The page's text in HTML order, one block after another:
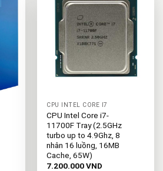
CPU INTEL CORE I7
CPU Intel Core i7-
11700F Tray (2.5GHz
turbo up to 4.9Ghz, 8
nhân 16 luồng, 16MB
Cache, 65W)
7.200.000VND